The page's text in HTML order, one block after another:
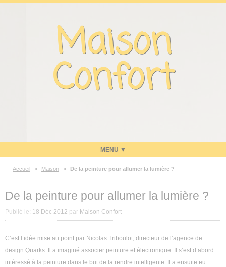
Panneau de gestion des cookies
Maison
Confort
Maison
Energie
Economies d’énergie
Décoration intérieure
Aménagement intérieur
Accueil » Maison » De la peinture pour allumer la lumière ?
De la peinture pour allumer la lumière ?
Publié le: 18 Déc 2012 par Maison Confort
C’est l’idée mise au point par Nicolas Triboulot, directeur de l’agence de
design Quarks. Il a imaginé associer peinture et électronique. Il s’est d’abord
intéressé à la peinture dans le but de la rendre intelligente. Il a ensuite eu